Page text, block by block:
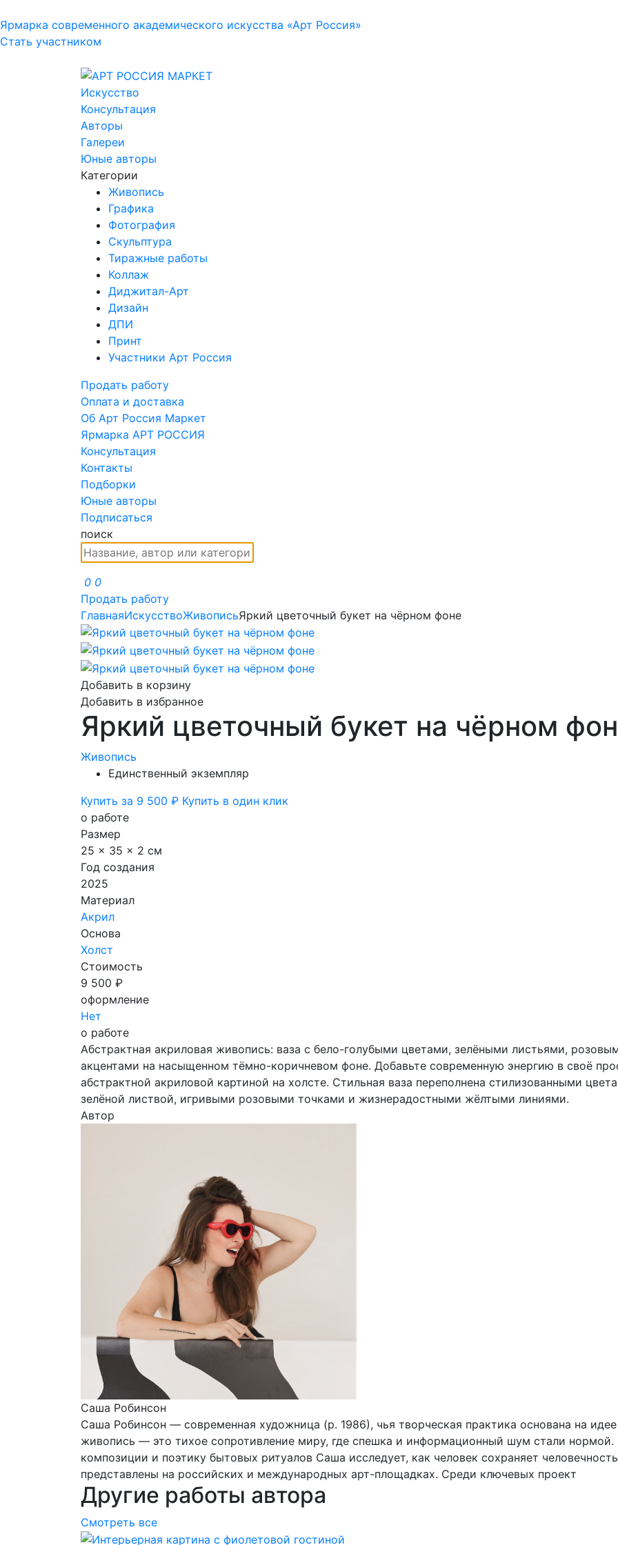
Ярмарка современного академического искусства «Арт Россия»
Стать участником
Искусство
Консультация
Авторы
Галереи
Юные авторы
Категории
Живопись
Графика
Фотография
Скульптура
Тиражные работы
Коллаж
Диджитал-Арт
Дизайн
ДПИ
Принт
Участники Арт Россия
Продать работу
Оплата и доставка
Об Арт Россия Маркет
Ярмарка АРТ РОССИЯ
Консультация
Контакты
Подборки
Юные авторы
Подписаться
поиск
0 0
Продать работу
ГлавнаяИскусствоЖивописьЯркий цветочный букет на чёрном фоне
Добавить в корзину
Добавить в избранное
Яркий цветочный букет на чёрном
Живопись
Единственный экземпляр
Купить за 9 500 ₽ Купить в один клик
о работе
Размер
25 x 35 x 2 см
Год создания
2025
Материал
Акрил
Основа
Холст
Стоимость
9 500 ₽
оформление
Нет
о работе
Абстрактная акриловая живопись: ваза с бело-голубыми цветами, зелёными листьями,
акцентами на насыщенном тёмно-коричневом фоне. Добавьте современную энергию в своё
абстрактной акриловой картиной на холсте. Стильная ваза переполнена стилизованными
зелёной листвой, игривыми розовыми точками и жизнерадостными жёлтыми линиями.
Автор
Саша Робинсон
Саша Робинсон — современная художница (р. 1986), чья творческая практика основана на
живопись — это тихое сопротивление миру, где спешка и информационный шум стали нормой.
композиции и поэтику бытовых ритуалов Саша исследует, как человек сохраняет
представлены на российских и международных арт-площадках. Среди ключевых проект
Другие работы автора
Смотреть все